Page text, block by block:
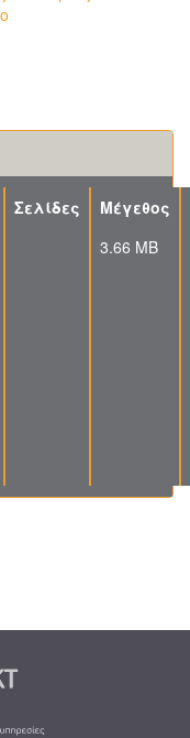
Σελίδες
Μέγεθος
3.66 MB